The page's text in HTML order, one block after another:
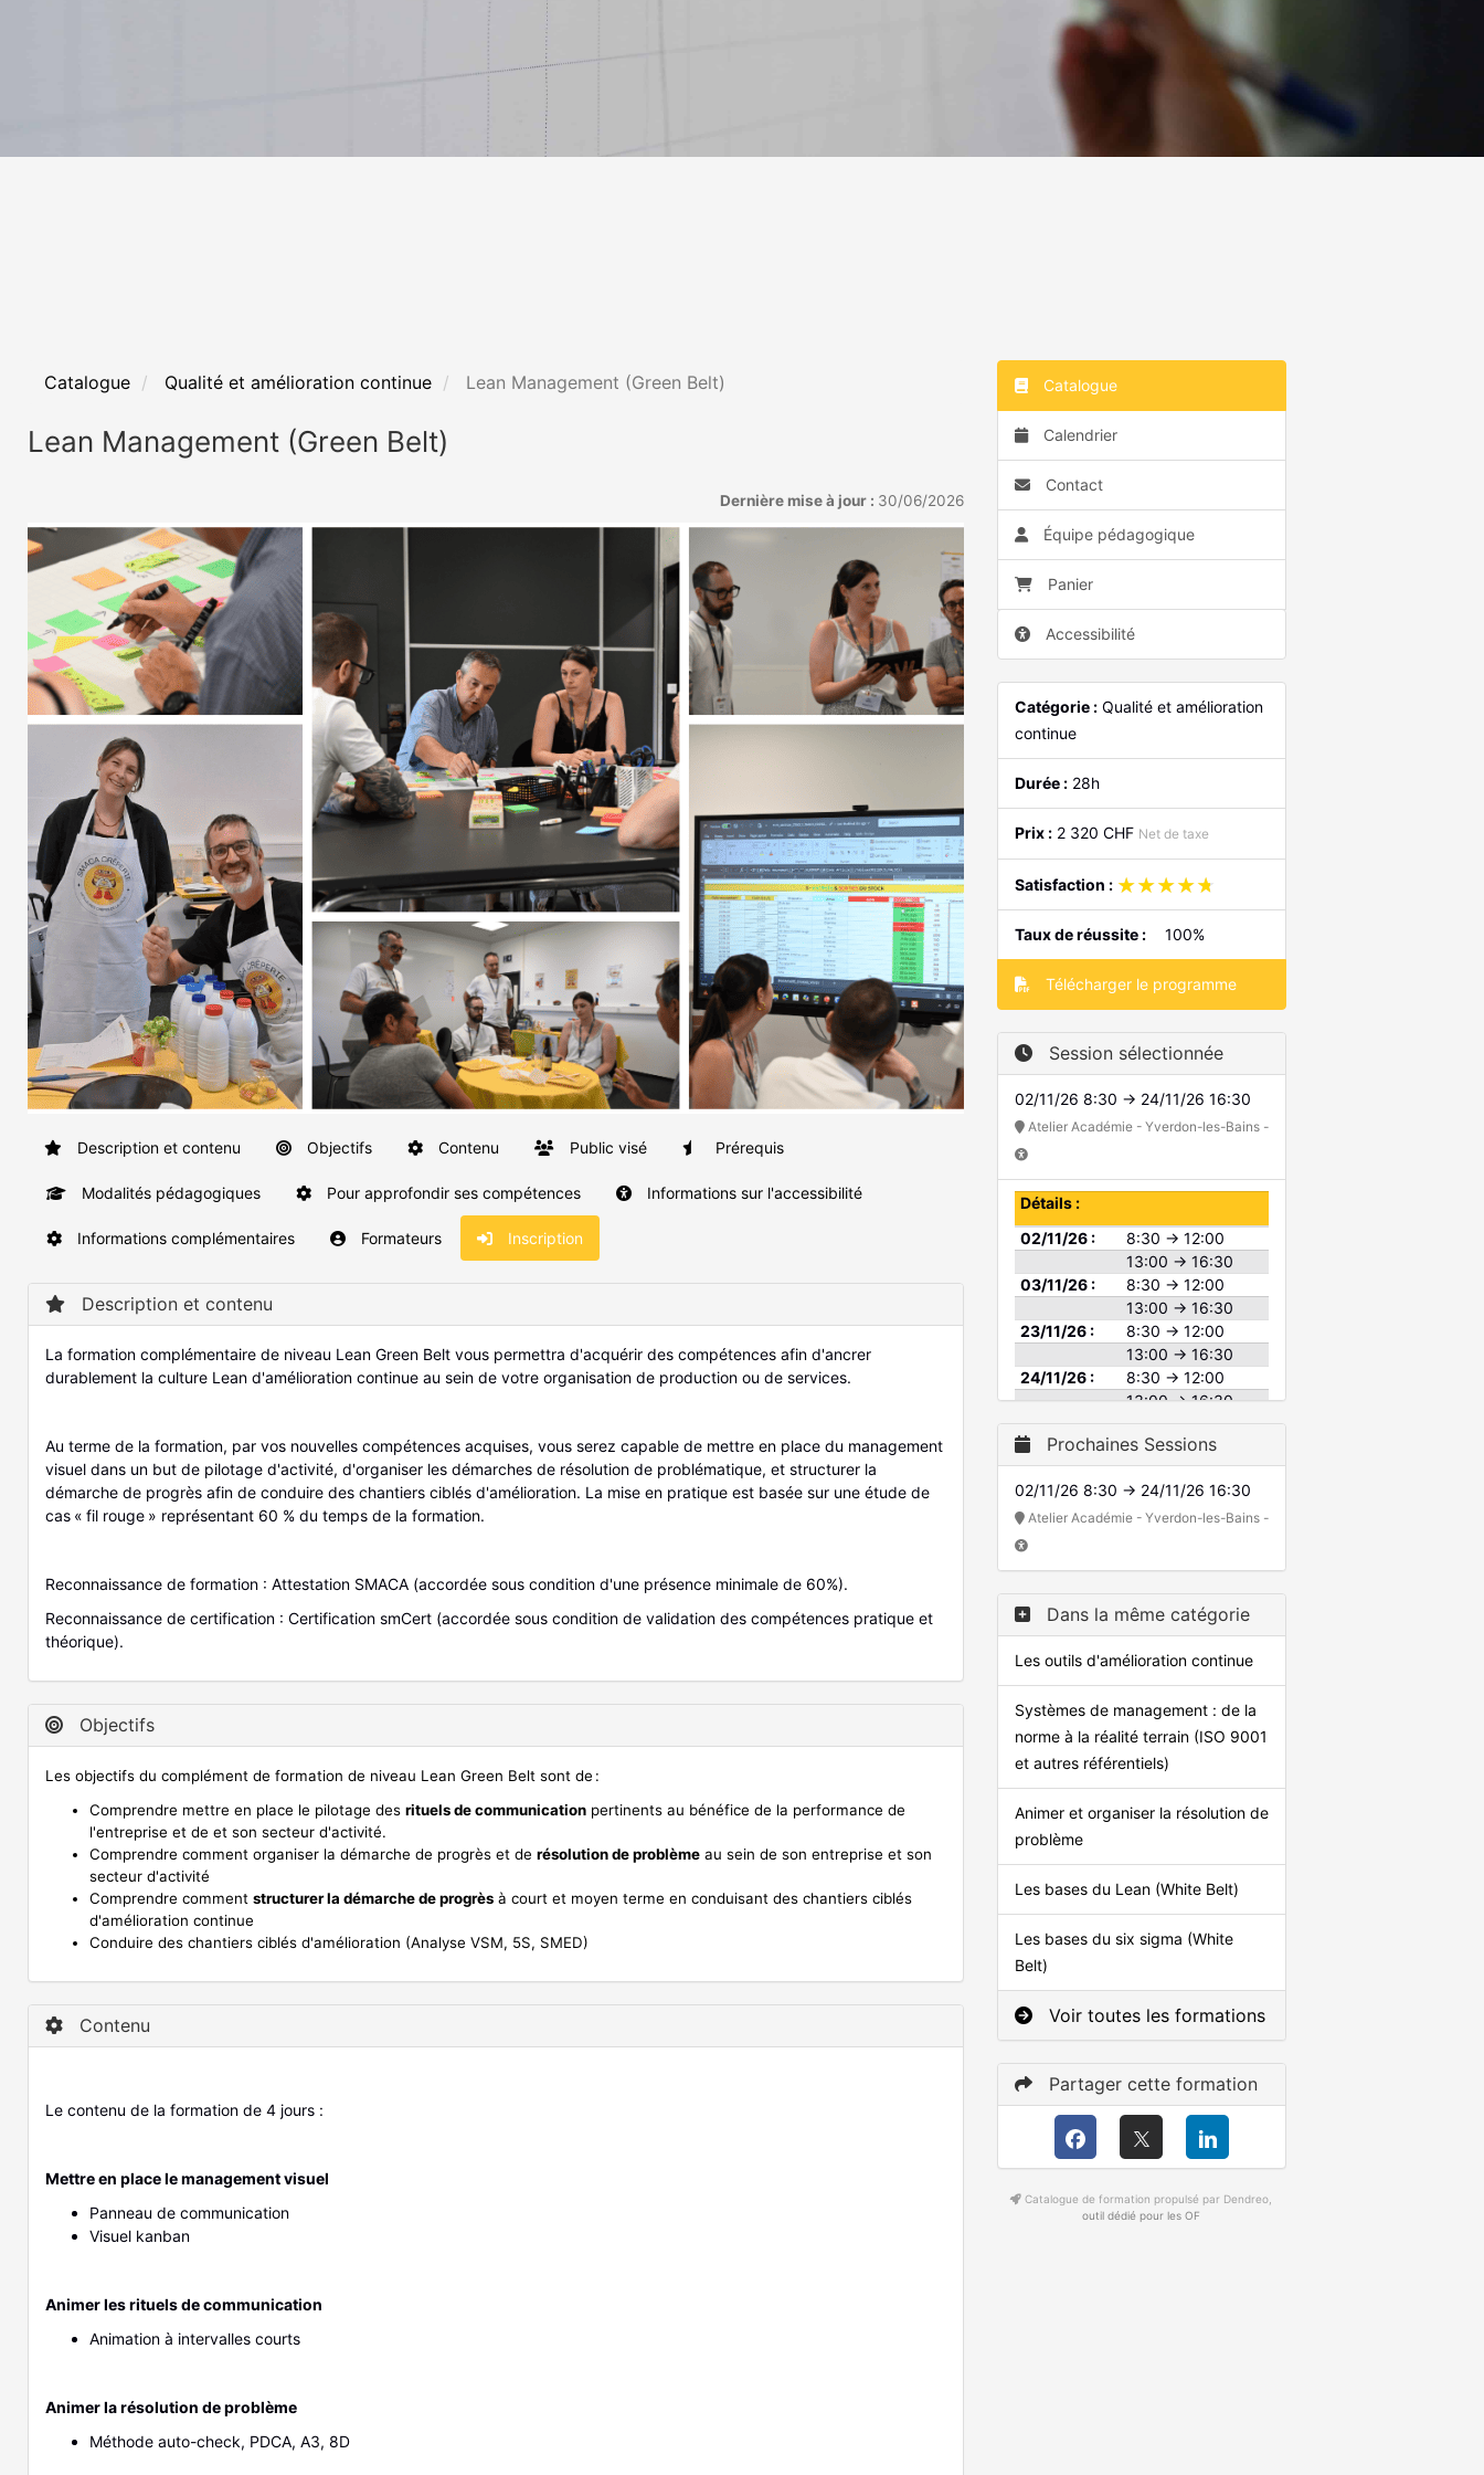
Catalogue Qualité et amélioration continue Lean Management (Green Belt)
Lean Management (Green Belt)
Dernière mise à jour : 30/06/2026
Description et contenu Objectifs Contenu Public visé Prérequis
Modalités pédagogiques Pour approfondir ses compétences Informations sur l'accessibilité
Informations complémentaires Formateurs Inscription
Description et contenu
La formation complémentaire de niveau Lean Green Belt vous permettra d'acquérir des compétences afin d'ancrer
durablement la culture Lean d'amélioration continue au sein de votre organisation de production ou de services.
Au terme de la formation, par vos nouvelles compétences acquises, vous serez capable de mettre en place du management
visuel dans un but de pilotage d'activité, d'organiser les démarches de résolution de problématique, et structurer la
démarche de progrès afin de conduire des chantiers ciblés d'amélioration. La mise en pratique est basée sur une étude de
cas « fil rouge » représentant 60 % du temps de la formation.
Reconnaissance de formation : Attestation SMACA (accordée sous condition d'une présence minimale de 60%).
Reconnaissance de certification : Certification smCert (accordée sous condition de validation des compétences pratique et
théorique).
Objectifs
Les objectifs du complément de formation de niveau Lean Green Belt sont de :
Comprendre mettre en place le pilotage des rituels de communication pertinents au bénéfice de la performance de
l'entreprise et de et son secteur d'activité.
Comprendre comment organiser la démarche de progrès et de résolution de problème au sein de son entreprise et son
secteur d'activité
Comprendre comment structurer la démarche de progrès à court et moyen terme en conduisant des chantiers ciblés
d'amélioration continue
Conduire des chantiers ciblés d'amélioration (Analyse VSM, 5S, SMED)
Contenu
Le contenu de la formation de 4 jours :
Mettre en place le management visuel
Panneau de communication
Visuel kanban
Animer les rituels de communication
Animation à intervalles courts
Animer la résolution de problème
Méthode auto-check, PDCA, A3, 8D
Catalogue
Calendrier
Contact
Équipe pédagogique
Panier
Accessibilité
Catégorie : Qualité et amélioration
continue
Durée :28h
Prix : 2 320 CHF Net de taxe
Satisfaction : ★★★★★
★★★★★
Taux de réussite : 100%
Télécharger le programme
Session sélectionnée
02/11/26 8:30 → 24/11/26 16:30
Atelier Académie - Yverdon-les-Bains -
Détails :
02/11/26 :
8:30 → 12:00
13:00 → 16:30
03/11/26 :
8:30 → 12:00
13:00 → 16:30
23/11/26 :
8:30 → 12:00
13:00 → 16:30
24/11/26 :
8:30 → 12:00
13:00 → 16:30
Prochaines Sessions
02/11/26 8:30 → 24/11/26 16:30
Atelier Académie - Yverdon-les-Bains -
Dans la même catégorie
Les outils d'amélioration continue
Systèmes de management : de la
norme à la réalité terrain (ISO 9001
et autres référentiels)
Animer et organiser la résolution de
problème
Les bases du Lean (White Belt)
Les bases du six sigma (White
Belt)
Voir toutes les formations
Partager cette formation
Catalogue de formation propulsé par Dendreo,
outil dédié pour les OF